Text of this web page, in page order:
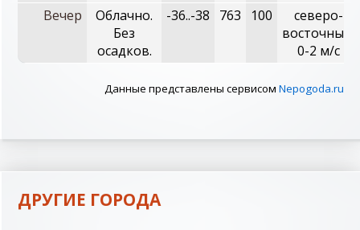
Вечер
Облачно.
Без
осадков.
-36..-38 763 100
северо-
восточный,
0-2 м/с
Данные представлены сервисом Nepogoda.ru
ДРУГИЕ ГОРОДА